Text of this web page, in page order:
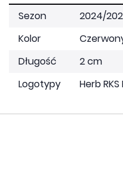
Sezon
2024/
Kolor
Długość
2 cm
Logotypy
Herb